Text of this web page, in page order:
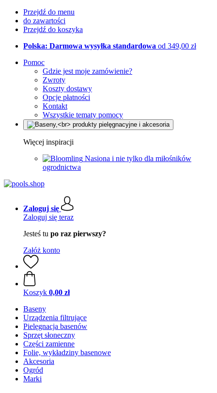
Przejdź do menu
do zawartości
Przejdź do koszyka
Polska: Darmowa wysyłka standardowa od 349,00 zł
Pomoc
Gdzie jest moje zamówienie?
Zwroty
Koszty dostawy
Opcje płatności
Kontakt
Wszystkie tematy pomocy
Więcej inspiracji
Nasiona i nie tylko dla miłośników
ogrodnictwa
Zaloguj się
Zaloguj się teraz
Jesteś tu po raz pierwszy?
Załóż konto
Koszyk 0,00 zł
Baseny
Urządzenia filtrujące
Pielęgnacja basenów
Sprzęt słoneczny
Części zamienne
Folie, wykładziny basenowe
Akcesoria
Ogród
Marki